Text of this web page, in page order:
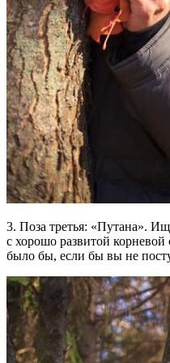
3. Поза третья: «Путана».
с хорошо развитой
было бы, если бы вы не